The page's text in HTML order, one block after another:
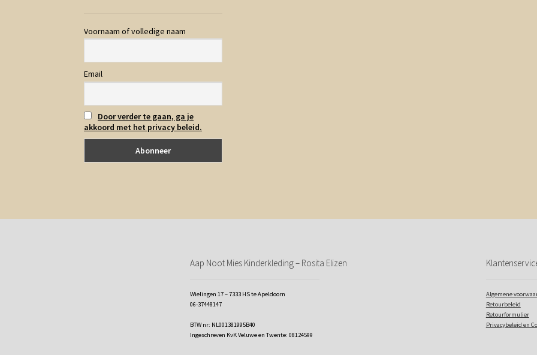
Voornaam of volledige naam
Email
Door verder te gaan, ga je
akkoord met het privacy beleid.
Aap Noot Mies Kinderkleding – Rosita Elizen
Wielingen 17 – 7333 HS te Apeldoorn
06-37448147
BTW nr: NL001381995B40
Ingeschreven KvK Veluwe en Twente: 08124599
Algemene
Retourbeleid
Retourformulier
Privacybeleid en